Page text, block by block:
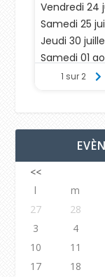
<<
l
m
27
28
3
4
10
11
17
18